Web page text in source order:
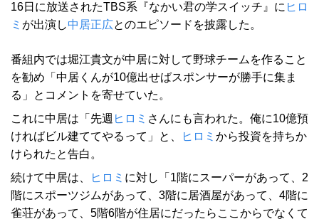
16日に放送されたTBS系『なかい君の学スイッチ』に ヒロ
ミ が出演し中居正広とのエピソードを披露した。
番組内では堀江貴文が中居に対して野球チームを作ること
を勧め「中居くんが10億出せばスポンサーが勝手に集ま
る」とコメントを寄せていた。
これに中居は「先週 ヒロミ さんにも言われた。俺に10億預
ければビル建ててやるって」と、
ヒロミ から投資を持ちか
けられたと告白。
続けて中居は、
ヒロミ に対し「1階にスーパーがあって、2
階にスポーツジムがあって、3階に居酒屋があって、4階に
雀荘があって、5階6階が住居にだったらここからでなくて